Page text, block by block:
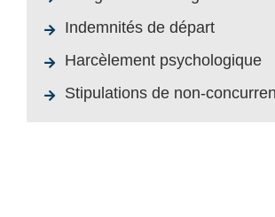
Indemnités de départ
Harcèlement psychologique
Stipulations de non-